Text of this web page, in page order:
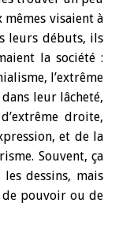
mêmes visaient à
leurs débuts, ils
la société :
l’extrême
leur lâcheté,
droite,
et de la
Souvent, ça
dessins, mais
pouvoir ou de